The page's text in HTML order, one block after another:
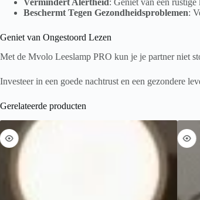
Vermindert Alertheid: Geniet van een
Beschermt Tegen Gezondheidsproblemen:
Geniet van Ongestoord Lezen
Met de Mvolo Leeslamp PRO kun je je partner niet
Investeer in een goede nachtrust en een gezondere
Gerelateerde producten